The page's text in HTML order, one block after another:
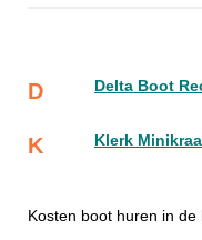
D Delta Boot
K Klerk
Kosten boot huren in